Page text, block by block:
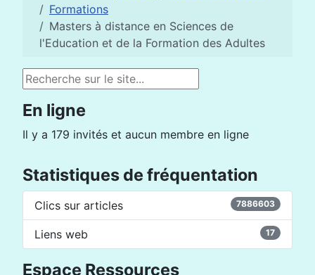
Espace Ressources
Formations
Masters à distance en Sciences de
l'Education et de la Formation des Adultes
Rechercher
En ligne
Il y a 179 invités et aucun membre en ligne
Statistiques de fréquentation
Clics sur articles 7886603
Liens web 17